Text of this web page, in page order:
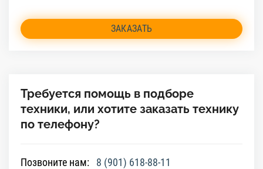
ЗАКАЗАТЬ
Требуется помощь в подборе
техники, или хотите заказать технику
по телефону?
Позвоните нам:
8 (901) 618-88-11